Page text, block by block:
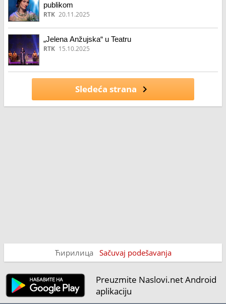
publikom
RTK 20.11.2025
„Jelena Anžujska“ u Teatru
RTK 15.10.2025
Sledeća strana
Ћирилица Sačuvaj podešavanja
Preuzmite Naslovi.net Android
aplikaciju